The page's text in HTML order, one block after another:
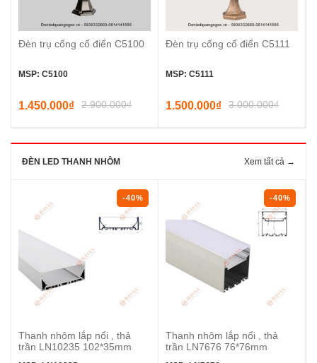
Đèn trụ cổng cổ điển C5100
MSP: C5100
1.450.000₫ 2.900.000₫
Đèn trụ cổng cổ điển C5111
MSP: C5111
1.500.000₫ 3.000.000₫
ĐÈN LED THANH NHÔM Xem tất cả →
-40%
Thanh nhôm lắp nổi , thả
trần LN10235 102*35mm
-40%
Thanh nhôm lắp nổi , thả
trần LN7676 76*76mm